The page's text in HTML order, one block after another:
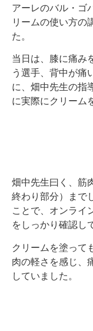
アーレのバル・ゴ
リームの使い方の
た。
当日は、膝に痛み
う選手、背中が痛
に、畑中先生の指
に実際にクリーム
畑中先生曰く、筋
終わり部分）まで
ことで、オンライ
をしっかり確認し
クリームを塗って
肉の軽さを感じ、
していました。